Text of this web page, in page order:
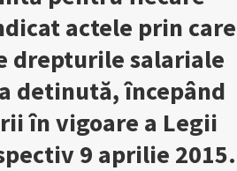
actele prin care
drepturile salariale
detinută, începând
în vigoare a Legii
9 aprilie 2015.